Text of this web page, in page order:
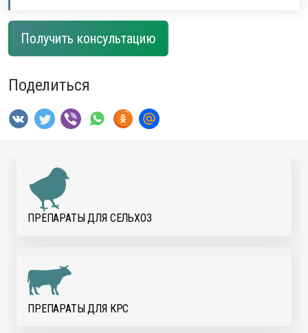
Получить консультацию
Поделиться
ПРЕПАРАТЫ ДЛЯ CЕЛЬХОЗ
ПРЕПАРАТЫ ДЛЯ КРС